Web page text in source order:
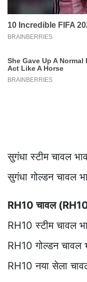
सुगंधा स्टीम चावल
सुगंधा गोल्डन चावल
RH10 चावल
RH10 स्टीम चावल
RH10 गोल्डन
RH10 नया सेला